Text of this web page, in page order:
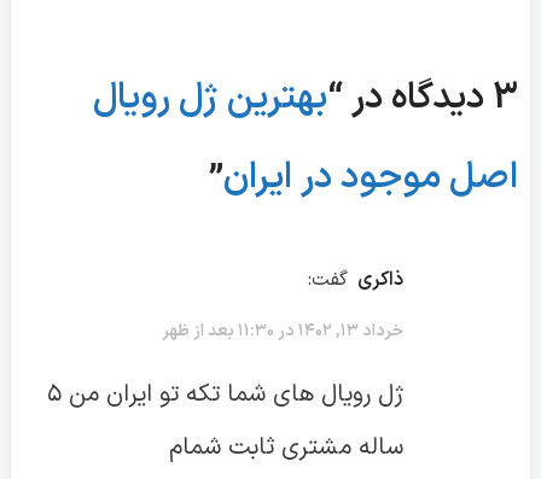
3 دیدگاه در “
بهترین ژل رویال
اصل موجود در ایران”
ذاکری گفت:
خرداد ۱۳, ۱۴۰۲ در ۱۱:۳۰ بعد از ظهر
ژل رویال های شما تکه تو ایران من ۵
ساله مشتری ثابت شمام